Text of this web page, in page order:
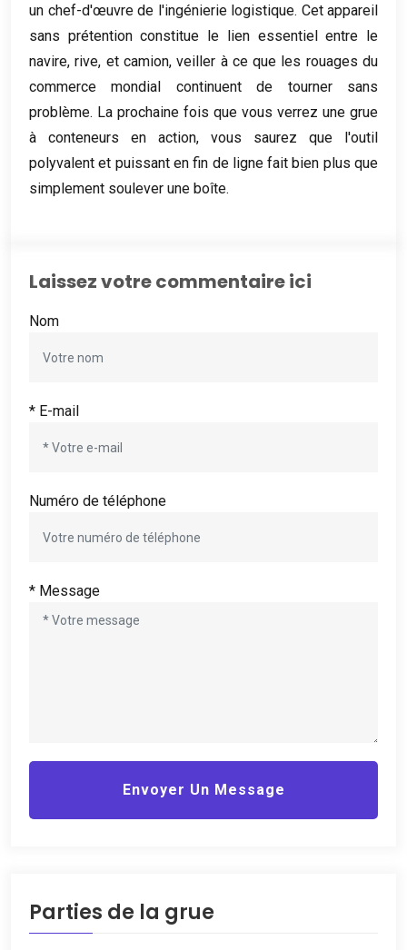
un chef-d'œuvre de l'ingénierie logistique. Cet appareil
sans prétention constitue le lien essentiel entre le
navire, rive, et camion, veiller à ce que les rouages ​​du
commerce mondial continuent de tourner sans
problème. La prochaine fois que vous verrez une grue
à conteneurs en action, vous saurez que l'outil
polyvalent et puissant en fin de ligne fait bien plus que
simplement soulever une boîte.
Laissez votre commentaire ici
Nom
* E-mail
Numéro de téléphone
* Message
Envoyer Un Message
Parties de la grue